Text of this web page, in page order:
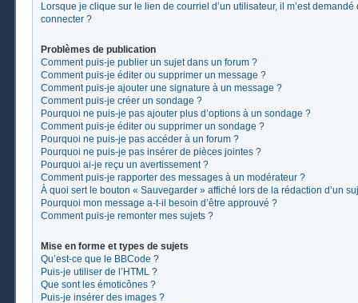
Lorsque je clique sur le lien de courriel d’un utilisateur, il m’est demandé
connecter ?
Problèmes de publication
Comment puis-je publier un sujet dans un forum ?
Comment puis-je éditer ou supprimer un message ?
Comment puis-je ajouter une signature à un message ?
Comment puis-je créer un sondage ?
Pourquoi ne puis-je pas ajouter plus d’options à un sondage ?
Comment puis-je éditer ou supprimer un sondage ?
Pourquoi ne puis-je pas accéder à un forum ?
Pourquoi ne puis-je pas insérer de pièces jointes ?
Pourquoi ai-je reçu un avertissement ?
Comment puis-je rapporter des messages à un modérateur ?
À quoi sert le bouton « Sauvegarder » affiché lors de la rédaction d’un
Pourquoi mon message a-t-il besoin d’être approuvé ?
Comment puis-je remonter mes sujets ?
Mise en forme et types de sujets
Qu’est-ce que le BBCode ?
Puis-je utiliser de l’HTML ?
Que sont les émoticônes ?
Puis-je insérer des images ?